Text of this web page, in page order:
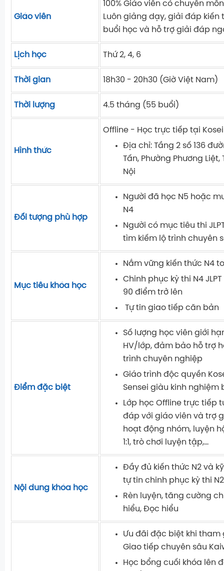
Giáo viên
100% Giáo viên có chuyên
Luôn giảng dạy, giải đáp
buổi học và hỗ trợ giải đáp
Lịch học Thứ 2, 4, 6
Thời gian 18h30 - 20h30 (Giờ Việt Nam)
Thời lượng 4.5 tháng (55 buổi)
Hình thức
Offline - Học trực tiếp tại Kosei
Địa chỉ: Tầng 2 số 136
Tấn, Phường Phương
Nội
Đối tượng phù hợp
Người đã học N5 hoặc
N4
Người có mục tiêu thi
tìm kiếm lộ trình chuyên
Mục tiêu khóa học
Nắm vững kiến thức N4
Chinh phục kỳ thi N4
90 điểm trở lên
Tự tin giao tiếp căn bản
Điểm đặc biệt
Số lượng học viên giới
HV/lớp, đảm bảo hỗ trợ
trình chuyên nghiệp
Giáo trình độc quyền
Sensei giàu kinh nghiệm
Lớp học Offline trực tiếp
đáp với giáo viên và trợ
hoạt động nhóm, luyện
1:1, trò chơi luyện tập,...
Nội dung khóa học
Đầy đủ kiến thức N2 và
tự tin chinh phục kỳ thi N2
Rèn luyện, tăng cường
hiểu, Đọc hiểu
Ưu đãi đặc biệt khi tham
Giao tiếp chuyên sâu
Học bổng cuối khóa lên